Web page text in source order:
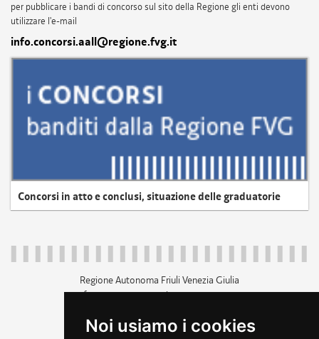
Noi usiamo i cookies
per pubblicare i bandi di concorso sul sito della Regione gli enti devono
utilizzare l'e-mail
info.concorsi.aall@regione.fvg.it
Concorsi in atto e conclusi, situazione delle graduatorie
Regione Autonoma Friuli Venezia Giulia
c.f. 80014930327; p.iva 00526040324
+39 040 3771111